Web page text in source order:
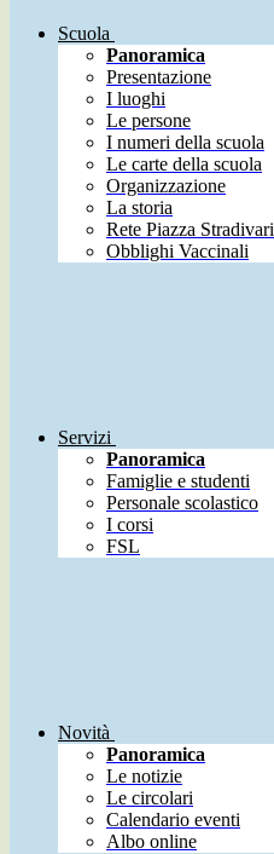
Scuola
Panoramica
Presentazione
I luoghi
Le persone
I numeri della scuola
Le carte della scuola
Organizzazione
La storia
Rete Piazza Stradivari
Obblighi Vaccinali
Servizi
Panoramica
Famiglie e studenti
Personale scolastico
I corsi
FSL
Novità
Panoramica
Le notizie
Le circolari
Calendario eventi
Albo online